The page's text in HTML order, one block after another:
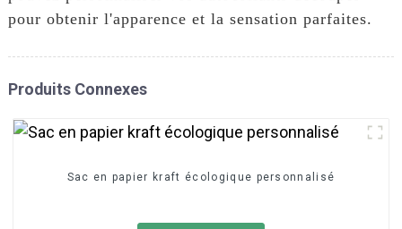
pour obtenir l'apparence et la sensation parfaites.
Produits Connexes
Sac en papier kraft écologique personnalisé